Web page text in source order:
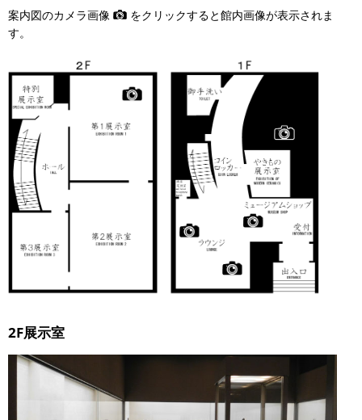
案内図のカメラ画像
をクリックすると館内画像が表示されま
す。
2F展示室